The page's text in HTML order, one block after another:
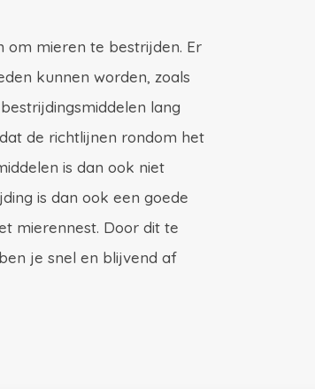
om mieren te bestrijden. Er
kunnen worden, zoals
lang
de richtlijnen rondom het
is dan ook niet
is dan ook een goede
mierennest. Door dit te
je snel en blijvend af